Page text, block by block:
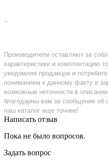
–
Производители оставляют за
характеристики и комплектацию
уведомляя продавцов и
пониманием к данному факту и
возможные неточности в
благодарны вам за сообщение
наш каталог еще точнее!
Написать отзыв
Пока не было вопросов.
Задать вопрос